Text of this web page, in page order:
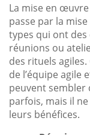
La mise en
passe par la
types qui ont
réunions ou
des rituels
de l’équipe agile
peuvent sembler
parfois, mais il
leurs bénéfices.